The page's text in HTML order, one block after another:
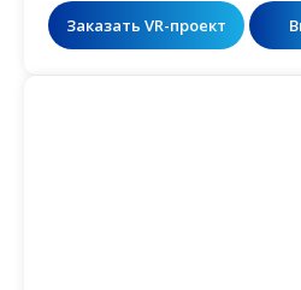
Заказать VR-проект